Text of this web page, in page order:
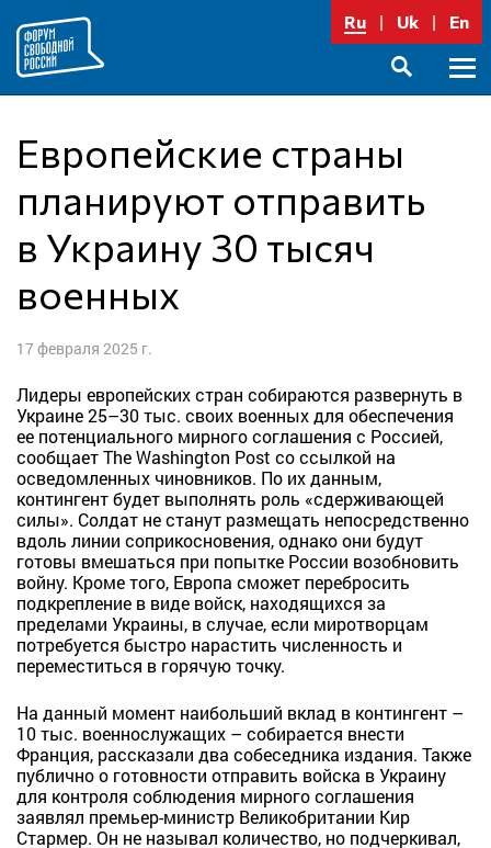
содержимому
Ru Uk En
Европейские страны
планируют отправить
в Украину 30 тысяч
военных
17 февраля 2025 г.
Лидеры европейских стран собираются развернуть в
Украине 25–30 тыс. своих военных для обеспечения
ее потенциального мирного соглашения с Россией,
сообщает The Washington Post со ссылкой на
осведомленных чиновников. По их данным,
контингент будет выполнять роль «сдерживающей
силы». Солдат не станут размещать непосредственно
вдоль линии соприкосновения, однако они будут
готовы вмешаться при попытке России возобновить
войну. Кроме того, Европа сможет перебросить
подкрепление в виде войск, находящихся за
пределами Украины, в случае, если миротворцам
потребуется быстро нарастить численность и
переместиться в горячую точку.
На данный момент наибольший вклад в контингент –
10 тыс. военнослужащих – собирается внести
Франция, рассказали два собеседника издания. Также
публично о готовности отправить войска в Украину
для контроля соблюдения мирного соглашения
заявлял премьер-министр Великобритании Кир
Стармер. Он не называл количество, но подчеркивал,